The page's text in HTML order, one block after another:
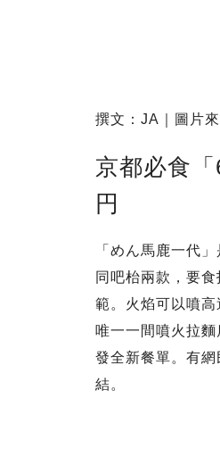
撰文：JA｜圖片
京都必食
円
「めん馬鹿一代
同吧枱兩款，要
範。火焰可以噴
唯一一間噴火拉
發全新餐單。有
結。